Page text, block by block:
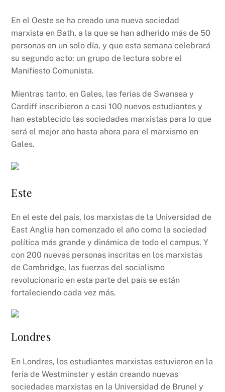
En el Oeste se ha creado una nueva sociedad
marxista en Bath, a la que se han adherido más de 50
personas en un solo día, y que esta semana celebrará
su segundo acto: un grupo de lectura sobre el
Manifiesto Comunista.
Mientras tanto, en Gales, las ferias de Swansea y
Cardiff inscribieron a casi 100 nuevos estudiantes y
han establecido las sociedades marxistas para lo que
será el mejor año hasta ahora para el marxismo en
Gales.
Este
En el este del país, los marxistas de la Universidad de
East Anglia han comenzado el año como la sociedad
política más grande y dinámica de todo el campus. Y
con 200 nuevas personas inscritas en los marxistas
de Cambridge, las fuerzas del socialismo
revolucionario en esta parte del país se están
fortaleciendo cada vez más.
Londres
En Londres, los estudiantes marxistas estuvieron en la
feria de Westminster y están creando nuevas
sociedades marxistas en la Universidad de Brunel y